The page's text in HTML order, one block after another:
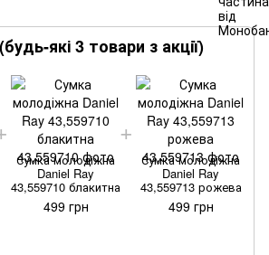
які 3 товари з акції)
Сумка молодіжна
Daniel Ray
43,559710 блакитна
499 грн
Сумка молодіжна
Daniel Ray
43,559713 рожева
499 грн